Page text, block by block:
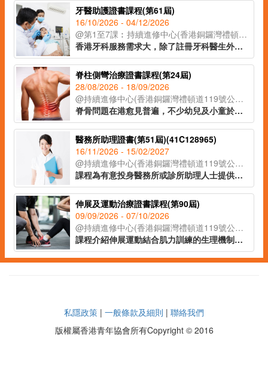
牙醫助護證書課程(第61屆)
16/10/2026 - 04/12/2026
@第1至7課︰持續進修中心(香港銅鑼灣禮頓道119號公理堂大樓21-23樓)
香港牙科服務需求大，除了註冊牙科醫生外，牙醫助護亦出現人手短缺的現象。課程為有意投身牙醫診所助護人士提供機會，教授日常牙醫診所運作及牙醫助護職責，讓學員了解牙科護理專業知識，並掌握相關技巧，以便日後投身牙科護理行業。
脊柱側彎治療證書課程(第24屆)
28/08/2026 - 18/09/2026
@持續進修中心(香港銅鑼灣禮頓道119號公理堂大樓21-23樓)
脊骨問題在港愈見普遍，不少幼兒及小童於發育期已出現脊柱側彎的症狀。課程讓學員辨識脊柱側彎的不同類型，以著名的脊柱康復專家施羅特(Schroth)的三維矯正理論為藍本，配合物理治療及運動治療等保守性的方式紓緩症狀，助學員於不同範籌支援兒童脊柱健康。
醫務所助理證書(第51屆)(41C128965)
16/11/2026 - 15/02/2027
@持續進修中心(香港銅鑼灣禮頓道119號公理堂大樓21-23樓)
課程為有意投身醫務所或診所助理人士提供培訓，讓學員認識本港醫療系統、醫務所日常運作及醫務所助理的工作範疇。課程內容涵蓋常見疾病的知識與治療方法、常見藥物名稱及基本身體檢查的方法等醫護知識。課堂亦設有實務練習單元（如清潔傷口及量度血壓），讓學員掌握協助醫生處理病人診症及診症工具的使用方法，提升實務工作技能，以便投身診所助理或助護工作。
伸展及運動治療證書課程(第90屆)
09/09/2026 - 07/10/2026
@持續進修中心(香港銅鑼灣禮頓道119號公理堂大樓21-23樓)
課程介紹伸展運動結合肌力訓練的生理機制與應用原理，針對常見痛症，提供可執行的運動治療策略。學員將較容易掌握如何透過關節活動度提升、柔軟度訓練、核心穩定性強化及平衡控制練習，有效達到舒緩疼痛、改善功能與預防復發的綜合目標。課程旨在幫助學員建立正確的運動治療觀念，並掌握實務的伸展運動技巧，適合對健康管理、復健指導有興趣的人士報讀。
私隱政策 | 一般條款及細則 | 聯絡我們
版權屬香港青年協會所有Copyright © 2016